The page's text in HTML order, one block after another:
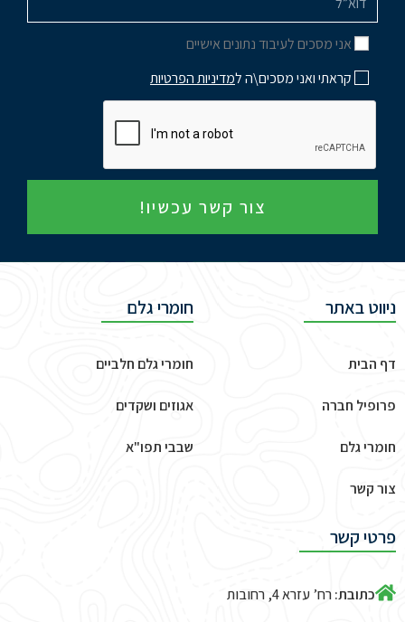
אני מסכים לעיבוד נתונים אישיים
קראתי ואני מסכים\ה למדיניות הפרטיות
צור קשר עכשיו!
ניווט באתר
דף הבית
פרופיל חברה
חומרי גלם
צור קשר
חומרי גלם
חומרי גלם חלביים
אגוזים ושקדים
שבבי תפו"א
פרטי קשר
כתובת:רח’ עזרא 4, רחובות